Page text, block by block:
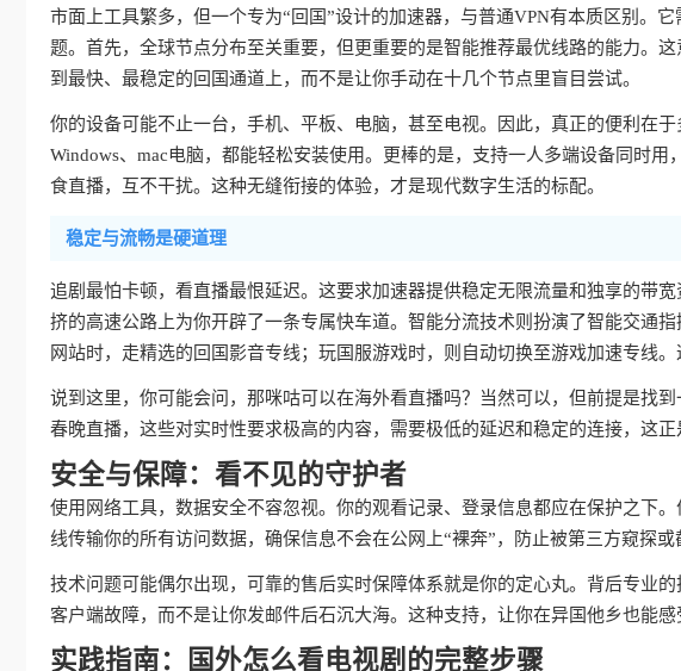
市面上工具繁多，但一个专为“回国”设计的加速器，与普通VPN有本质区别。
题。首先，全球节点分布至关重要，但更重要的是智能推荐最优线路的能力。
到最快、最稳定的回国通道上，而不是让你手动在十几个节点里盲目尝试。
你的设备可能不止一台，手机、平板、电脑，甚至电视。因此，真正的便利在
Windows、mac电脑，都能轻松安装使用。更棒的是，支持一人多端设备同时
食直播，互不干扰。这种无缝衔接的体验，才是现代数字生活的标配。
稳定与流畅是硬道理
追剧最怕卡顿，看直播最恨延迟。这要求加速器提供稳定无限流量和独享的带
挤的高速公路上为你开辟了一条专属快车道。智能分流技术则扮演了智能交通
网站时，走精选的回国影音专线；玩国服游戏时，则自动切换至游戏加速专线
说到这里，你可能会问，那咪咕可以在海外看直播吗？当然可以，但前提是找
春晚直播，这些对实时性要求极高的内容，需要极低的延迟和稳定的连接，这正
安全与保障：看不见的守护者
使用网络工具，数据安全不容忽视。你的观看记录、登录信息都应在保护之下
线传输你的所有访问数据，确保信息不会在公网上“裸奔”，防止被第三方窥探
技术问题可能偶尔出现，可靠的售后实时保障体系就是你的定心丸。背后专业
客户端故障，而不是让你发邮件后石沉大海。这种支持，让你在异国他乡也能感
实践指南：国外怎么看电视剧的完整步骤